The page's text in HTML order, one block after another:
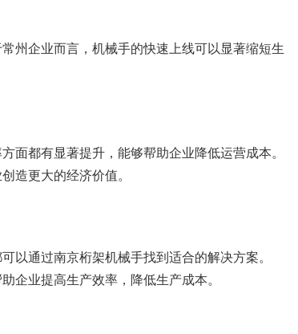
州企业而言，机械手的快速上线可以显著缩短生
都有显著提升，能够帮助企业降低运营成本。
造更大的经济价值。
通过南京桁架机械手找到适合的解决方案。
企业提高生产效率，降低生产成本。